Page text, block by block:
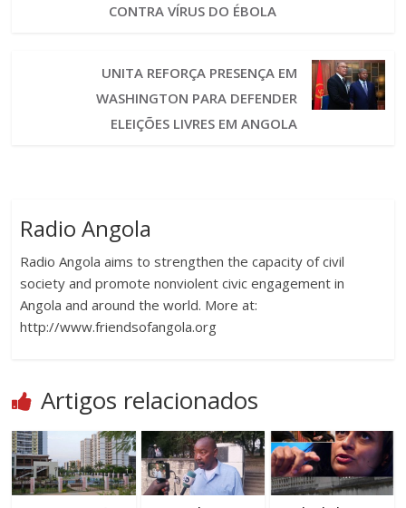
CONTRA VÍRUS DO ÉBOLA
UNITA REFORÇA PRESENÇA EM
WASHINGTON PARA DEFENDER
ELEIÇÕES LIVRES EM ANGOLA
Radio Angola
Radio Angola aims to strengthen the capacity of civil
society and promote nonviolent civic engagement in
Angola and around the world. More at:
http://www.friendsofangola.org
Artigos relacionados